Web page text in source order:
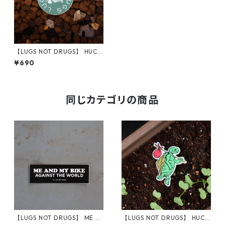
【LUGS NOT DRUGS】 HUCK
LEBERRY CIRCLE STICKER
¥690
同じカテゴリの商品
【LUGS NOT DRUGS】 ME A
【LUGS NOT DRUGS】 HUCK